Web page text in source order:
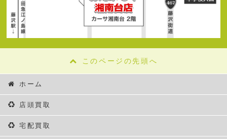
このページの先頭へ
ホーム
店頭買取
宅配買取